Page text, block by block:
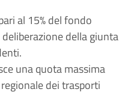
al 15% del fondo
della giunta
una quota massima
dei trasporti